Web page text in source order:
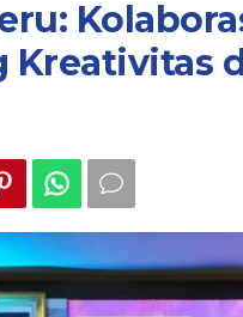
Sumsel
Dorong
Kreativitas
dan
Kreativitas
Pemprov
Palembang